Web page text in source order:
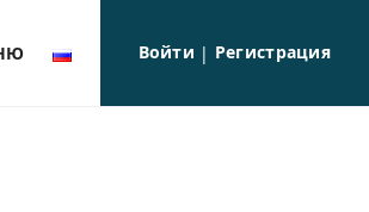
Войти | Регистрация